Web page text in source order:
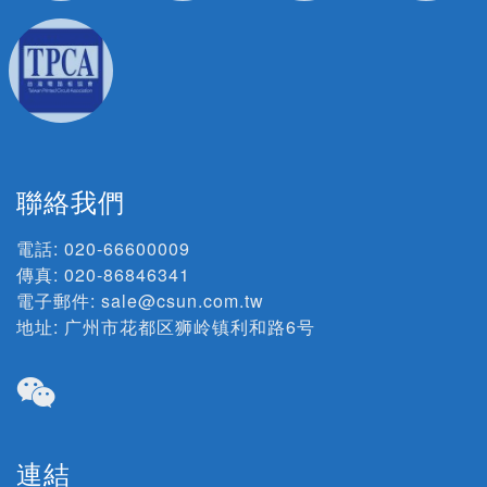
聯絡我們
電話: 020-66600009
傳真: 020-86846341
電子郵件: sale@csun.com.tw
地址: 广州市花都区狮岭镇利和路6号
連結